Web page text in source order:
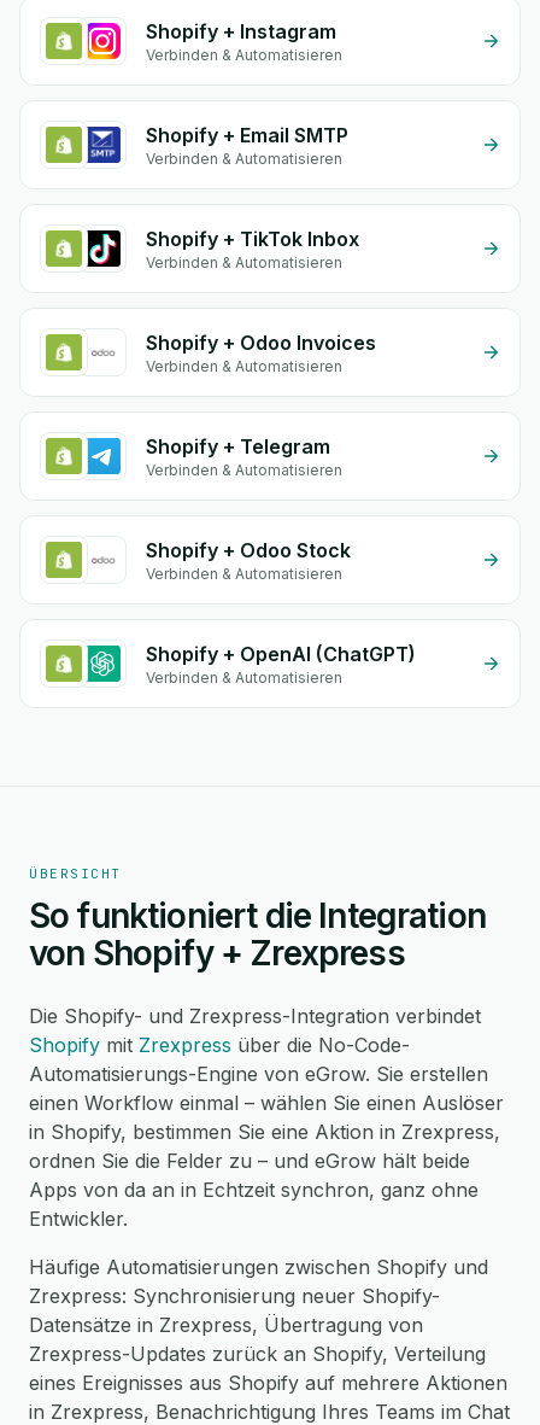
Shopify + Instagram
Verbinden & Automatisieren
Shopify + Email SMTP
Verbinden & Automatisieren
Shopify + TikTok Inbox
Verbinden & Automatisieren
Shopify + Odoo Invoices
Verbinden & Automatisieren
Shopify + Telegram
Verbinden & Automatisieren
Shopify + Odoo Stock
Verbinden & Automatisieren
Shopify + OpenAI (ChatGPT)
Verbinden & Automatisieren
ÜBERSICHT
So funktioniert die Integration
von Shopify + Zrexpress
Die Shopify- und Zrexpress-Integration verbindet
Shopify mit Zrexpress über die No-Code-
Automatisierungs-Engine von eGrow. Sie erstellen
einen Workflow einmal – wählen Sie einen Auslöser
in Shopify, bestimmen Sie eine Aktion in Zrexpress,
ordnen Sie die Felder zu – und eGrow hält beide
Apps von da an in Echtzeit synchron, ganz ohne
Entwickler.
Häufige Automatisierungen zwischen Shopify und
Zrexpress: Synchronisierung neuer Shopify-
Datensätze in Zrexpress, Übertragung von
Zrexpress-Updates zurück an Shopify, Verteilung
eines Ereignisses aus Shopify auf mehrere Aktionen
in Zrexpress, Benachrichtigung Ihres Teams im Chat